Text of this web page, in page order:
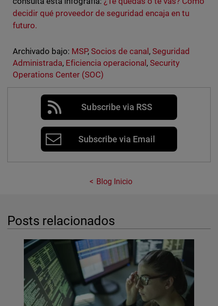
decidir qué proveedor de seguridad encaja en tu
futuro.
Archivado bajo: MSP, Socios de canal ,Seguridad
Administrada, Eficiencia operacional ,Security
Operations Center (SOC)
Subscribe via RSS
Subscribe via Email
Blog Inicio
Posts relacionados